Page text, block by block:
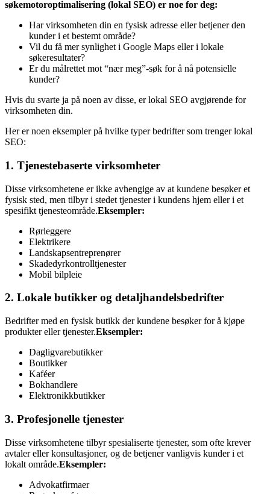
søkemotoroptimalisering (lokal SEO) er noe for deg:
Har virksomheten din en fysisk adresse eller betjener den
kunder i et bestemt område?
Vil du få mer synlighet i Google Maps eller i lokale
søkeresultater?
Er du målrettet mot “nær meg”-søk for å nå potensielle
kunder?
Hvis du svarte ja på noen av disse, er lokal SEO avgjørende for
virksomheten din.
Her er noen eksempler på hvilke typer bedrifter som trenger lokal
SEO:
1. Tjenestebaserte virksomheter
Disse virksomhetene er ikke avhengige av at kundene besøker et
fysisk sted, men tilbyr i stedet tjenester i kundens hjem eller i et
spesifikt tjenesteområde.Eksempler:
Rørleggere
Elektrikere
Landskapsentreprenører
Skadedyrkontrolltjenester
Mobil bilpleie
2. Lokale butikker og detaljhandelsbedrifter
Bedrifter med en fysisk butikk der kundene besøker for å kjøpe
produkter eller tjenester.Eksempler:
Dagligvarebutikker
Boutikker
Kaféer
Bokhandlere
Elektronikkbutikker
3. Profesjonelle tjenester
Disse virksomhetene tilbyr spesialiserte tjenester, som ofte krever
avtaler eller konsultasjoner, og de betjener vanligvis kunder i et
lokalt område.Eksempler:
Advokatfirmaer